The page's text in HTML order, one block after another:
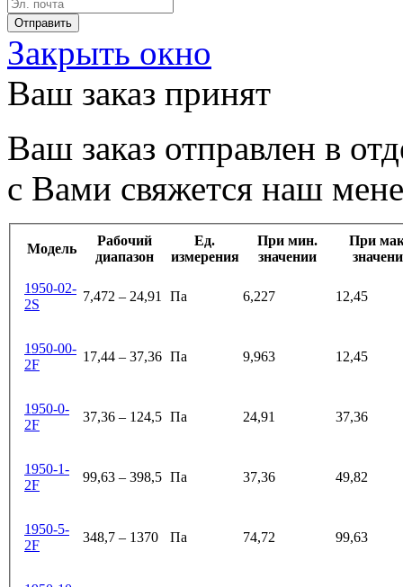
Закрыть окно
Ваш заказ принят
Ваш заказ отправлен в
с Вами свяжется наш
Модель
Рабочий
диапазон
Ед.
измерения
При мин.
значении
При
1950-02-
2S
7,472 – 24,91 Па 6,227 12,45
1950-00-
2F
17,44 – 37,36 Па 9,963 12,45
1950-0-
2F
37,36 – 124,5 Па 24,91 37,36
1950-1-
2F
99,63 – 398,5 Па 37,36 49,82
1950-5-
2F
348,7 – 1370 Па 74,72 99,63